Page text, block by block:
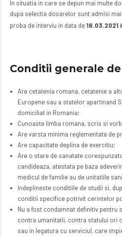
In situatia in care se depun mai multe
dupa selectia dosarelor sunt admisi
proba de interviu in data de16.03.2021
Conditii generale
Are cetatenia romana, cetatenie a
Europene sau a statelor apartinand
domiciliat in Romania;
Cunoaste limba romana, scris si
Are varsta minima reglementata de
Are capacitate deplina de exercitiu;
Are o stare de sanatate
candideaza, atestata pe baza
medicul de familie au de unitatiile
Indeplineste conditiile de studii si,
conditii specifice potrivit cerintelor
Nu a fost condamnat definitiv pentru
contra umanitatii, contra statului ori
sau in legatura cu serviciul, care